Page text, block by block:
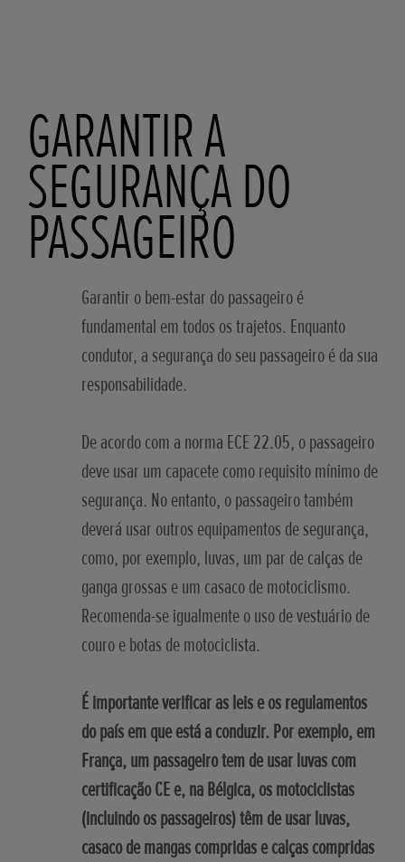
GARANTIR A
SEGURANÇA DO
PASSAGEIRO
Garantir o bem-estar do passageiro é
fundamental em todos os trajetos. Enquanto
condutor, a segurança do seu passageiro é da sua
responsabilidade.
De acordo com a norma ECE 22.05, o passageiro
deve usar um capacete como requisito mínimo de
segurança. No entanto, o passageiro também
deverá usar outros equipamentos de segurança,
como, por exemplo, luvas, um par de calças de
ganga grossas e um casaco de motociclismo.
Recomenda-se igualmente o uso de vestuário de
couro e botas de motociclista.
É importante verificar as leis e os regulamentos
do país em que está a conduzir. Por exemplo, em
França, um passageiro tem de usar luvas com
certificação CE e, na Bélgica, os motociclistas
(incluindo os passageiros) têm de usar luvas,
casaco de mangas compridas e calças compridas